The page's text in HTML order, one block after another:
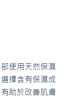
使用天然保濕
擇含有保濕成
助於改善肌膚